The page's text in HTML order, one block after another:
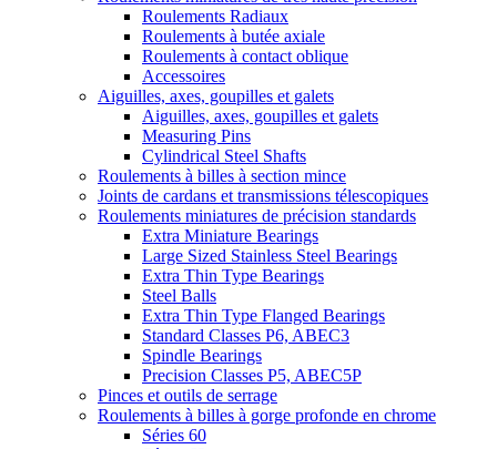
Roulements Radiaux
Roulements à butée axiale
Roulements à contact oblique
Accessoires
Aiguilles, axes, goupilles et galets
Aiguilles, axes, goupilles et galets
Measuring Pins
Cylindrical Steel Shafts
Roulements à billes à section mince
Joints de cardans et transmissions télescopiques
Roulements miniatures de précision standards
Extra Miniature Bearings
Large Sized Stainless Steel Bearings
Extra Thin Type Bearings
Steel Balls
Extra Thin Type Flanged Bearings
Standard Classes P6, ABEC3
Spindle Bearings
Precision Classes P5, ABEC5P
Pinces et outils de serrage
Roulements à billes à gorge profonde en chrome
Séries 60